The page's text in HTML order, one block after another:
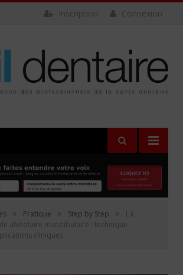
Connexion
Inscription
» Pratique » Step by Step »
La
alvéolaire mandibulaire : technique
cliniques